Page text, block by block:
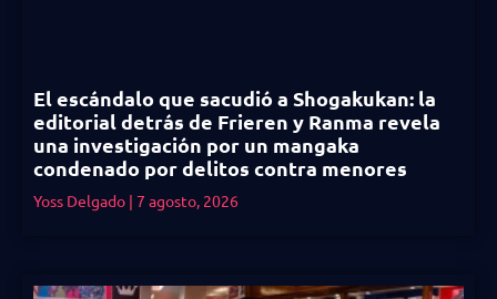
El escándalo que sacudió a Shogakukan: la
editorial detrás de Frieren y Ranma revela
una investigación por un mangaka
condenado por delitos contra menores
Yoss Delgado 7 agosto, 2026